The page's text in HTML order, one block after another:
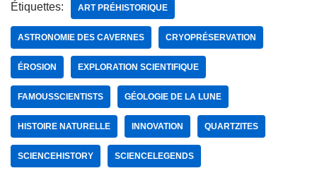
Étiquettes: ART PRÉHISTORIQUE
ASTRONOMIE DES CAVERNES CRYOPRÉSERVATION
ÉROSION EXPLORATION SCIENTIFIQUE
FAMOUSSCIENTISTS GÉOLOGIE DE LA LUNE
HISTOIRE NATURELLE INNOVATION QUARTZITES
SCIENCEHISTORY SCIENCELEGENDS